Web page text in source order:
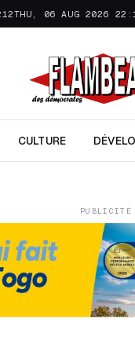
06 AUG 2026
CULTURE
PUBLICITÉ